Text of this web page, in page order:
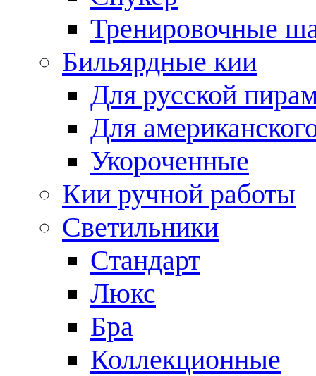
Тренировочные
Бильярдные кии
Для русской
Для
Укороченные
Кии ручной работы
Светильники
Стандарт
Люкс
Бра
Коллекционные